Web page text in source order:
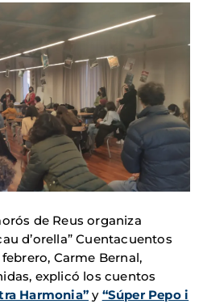
de Reus organiza
d’orella” Cuentacuentos
Carme Bernal,
explicó los cuentos
Harmonia” y “Súper Pepo i